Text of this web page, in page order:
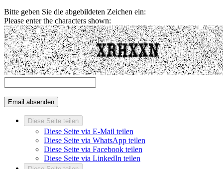
Bitte geben Sie die abgebildeten Zeichen ein:
Please enter the characters shown:
Diese Seite teilen
Diese Seite via E-Mail teilen
Diese Seite via WhatsApp teilen
Diese Seite via Facebook teilen
Diese Seite via LinkedIn teilen